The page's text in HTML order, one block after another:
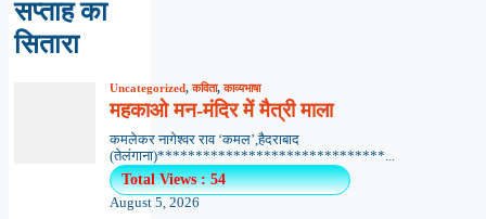
सप्ताह का
सितारा
Uncategorized,कविता,काव्यभाषा
महकाओ मन-मंदिर में मैत्री माला
कमलेकर नागेश्वर राव ‘कमल’,हैदराबाद
(तेलंगाना)******************************...
Total Views : 54
August 5, 2026